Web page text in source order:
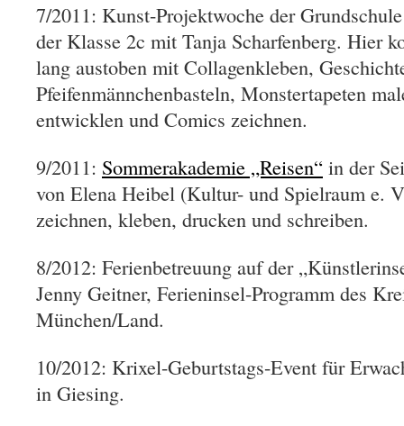
7/2011: Kunst-Projektwoche der
der Klasse 2c mit Tanja Scharfenberg. Hier
lang austoben mit Collagenkleben,
Pfeifenmännchenbasteln, Monstertapeten
entwicklen und Comics zeichnen.
9/2011: Sommerakademie „Reisen“ in der
von Elena Heibel (Kultur- und Spielraum e.
zeichnen, kleben, drucken und schreiben.
8/2012: Ferienbetreuung auf der
Jenny Geitner, Ferieninsel-Programm des
München/Land.
10/2012: Krixel-Geburtstags-Event für
in Giesing.